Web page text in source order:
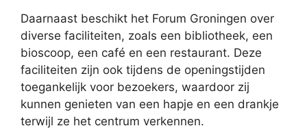
Daarnaast beschikt het Forum Groningen over
diverse faciliteiten, zoals een bibliotheek, een
bioscoop, een café en een restaurant. Deze
faciliteiten zijn ook tijdens de openingstijden
toegankelijk voor bezoekers, waardoor zij
kunnen genieten van een hapje en een drankje
terwijl ze het centrum verkennen.